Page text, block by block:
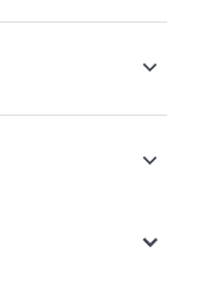
en exclusief